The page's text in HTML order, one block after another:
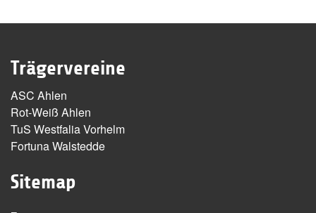
Trägervereine
ASC Ahlen
Rot-Weiß Ahlen
TuS Westfalia Vorhelm
Fortuna Walstedde
Sitemap